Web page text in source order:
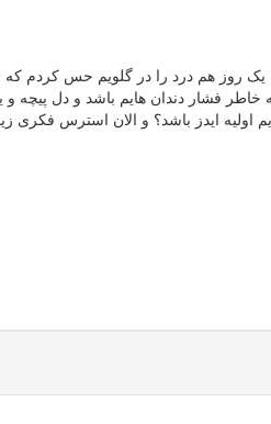
روز هم درد را در گلویم حس کردم که
فشار دندان هایم باشد و دل پیچه و
ایدز باشد؟ و الان استرس فکری